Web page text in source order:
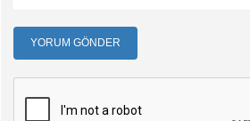
YORUM GÖNDER